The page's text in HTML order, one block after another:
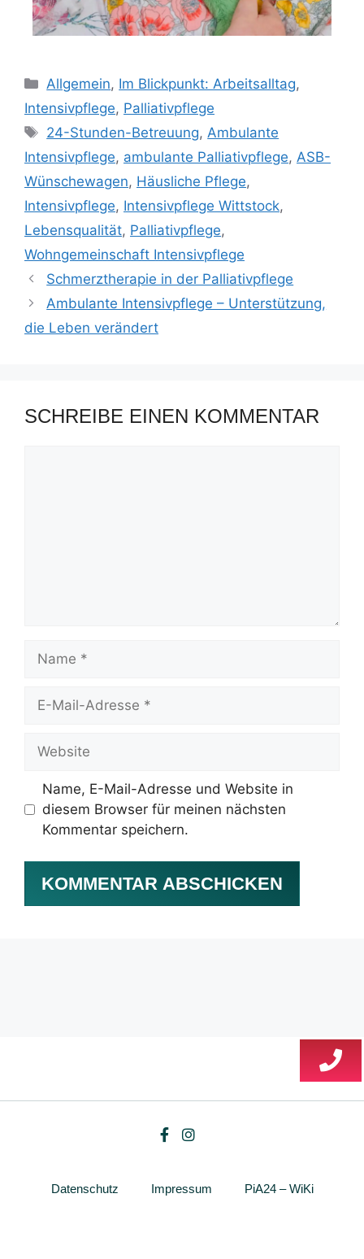
Allgemein, Im Blickpunkt: Arbeitsalltag,
Intensivpflege, Palliativpflege
24-Stunden-Betreuung,Ambulante
Intensivpflege, ambulante Palliativpflege, ASB-
Wünschewagen, Häusliche Pflege,
Intensivpflege, Intensivpflege Wittstock,
Lebensqualität, Palliativpflege,
Wohngemeinschaft Intensivpflege
Schmerztherapie in der Palliativpflege
Ambulante Intensivpflege – Unterstützung,
die Leben verändert
SCHREIBE EINEN KOMMENTAR
Name, E-Mail-Adresse und Website in
diesem Browser für meinen nächsten
Kommentar speichern.
Datenschutz Impressum PiA24 – WiKi